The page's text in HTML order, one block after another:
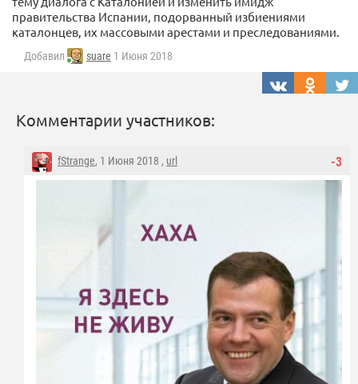
правительства Испании, подорванный избиениями
каталонцев, их массовыми арестами и преследованиями.
Добавил suare 1 Июня 2018
Комментарии участников:
-3
fStrange, 1 Июня 2018 , url